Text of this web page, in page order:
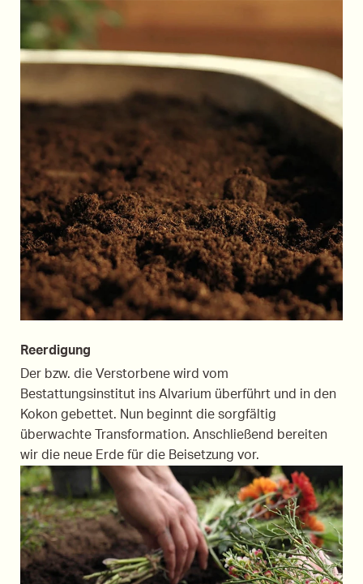
Reerdigung
Der bzw. die Verstorbene wird vom
Bestattungsinstitut ins Alvarium überführt und in den
Kokon gebettet. Nun beginnt die sorgfältig
überwachte Transformation. Anschließend bereiten
wir die neue Erde für die Beisetzung vor.